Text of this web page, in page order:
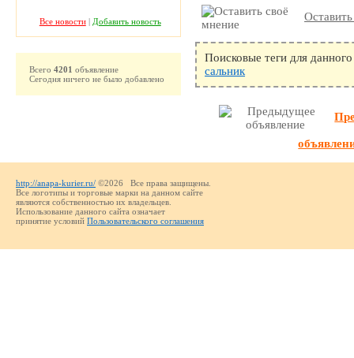
Поисковые теги для
сальник
Все новости| Добавить новость
Всего 4201 объявление
Сегодня ничего не было добавлено
http://anapa-kurier.ru/ ©2026 Все права защищены.
Все логотипы и торговые марки на данном сайте
являются собственностью их владельцев.
Использование данного сайта означает
принятие условий Пользовательского соглашения